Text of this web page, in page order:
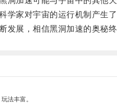
家对宇宙的运行机制产生
展，相信黑洞加速的奥秘
法丰富。